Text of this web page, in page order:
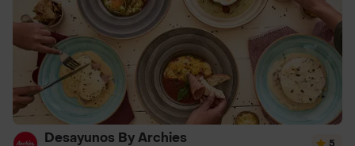
Desayunos By Archies 5